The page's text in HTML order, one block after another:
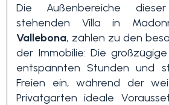
Die Außenbereiche
stehenden Villa in
Vallebona, zählen zu den
der Immobilie: Die
entspannten Stunden und
Freien ein, während der
Privatgarten ideale
Schwimmbad